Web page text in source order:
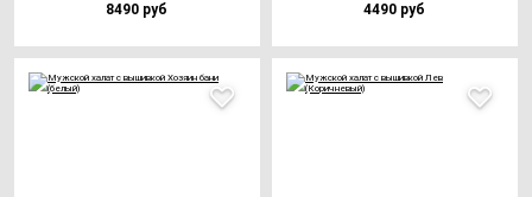
8490 руб 4490 руб